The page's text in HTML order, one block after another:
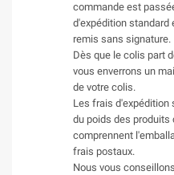
commande est
d'expédition standard
remis sans signature.
Dès que le colis part
vous enverrons un
de votre colis.
Les frais
du poids des produits
comprennent
frais postaux.
Nous vous